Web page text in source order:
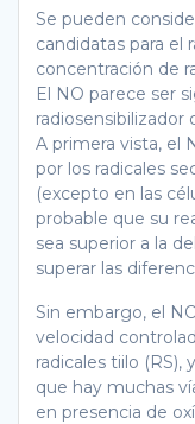
Se pueden
candidatas para el
concentración de
El NO parece ser
radiosensibilizador
A primera vista, el
por los radicales
(excepto en las
probable que su
sea superior a la
superar las
Sin embargo, el
velocidad
radicales tiilo (RS),
que hay muchas
en presencia de